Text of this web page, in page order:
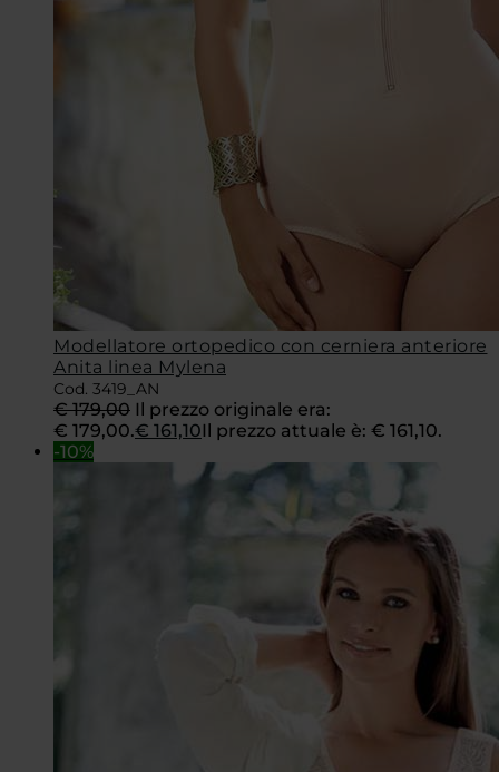
Modellatore ortopedico con cerniera anteriore
Anita linea Mylena
Cod. 3419_AN
€179,00 Il prezzo originale era:
€ 179,00.€ 161,10Il prezzo attuale è: € 161,10.
-10%